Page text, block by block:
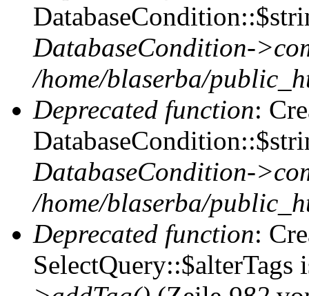
DatabaseCondition-
/home/blaserba/
Deprecated function:
DatabaseCondition-
/home/blaserba/
Deprecated function:
SelectQuery::$alterTags